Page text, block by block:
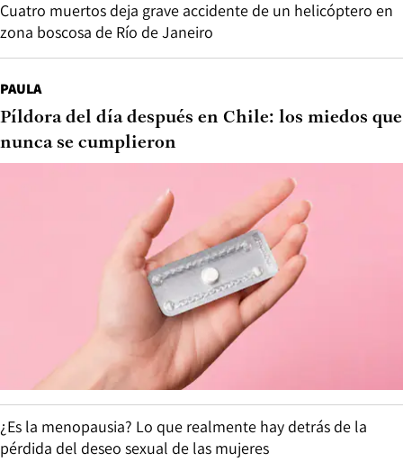
Cuatro muertos deja grave accidente de un helicóptero en
zona boscosa de Río de Janeiro
PAULA
Píldora del día después en Chile: los miedos que
nunca se cumplieron
¿Es la menopausia? Lo que realmente hay detrás de la
pérdida del deseo sexual de las mujeres